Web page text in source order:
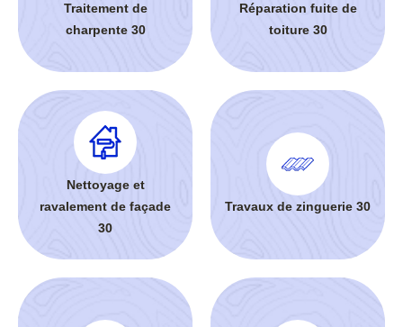
Traitement de
charpente 30
Réparation fuite de
toiture 30
Nettoyage et
ravalement de façade
30
Travaux de zinguerie 30